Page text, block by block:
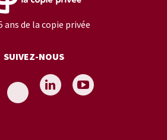
ans de la copie privée
SUIVEZ-NOUS